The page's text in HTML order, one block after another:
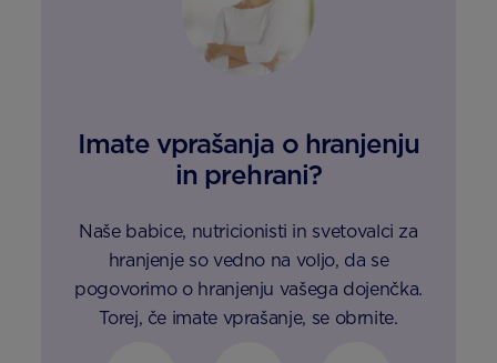
Imate vprašanja o hranjenju
in prehrani?
Naše babice, nutricionisti in svetovalci za
hranjenje so vedno na voljo, da se
pogovorimo o hranjenju vašega dojenčka.
Torej, če imate vprašanje, se obrnite.